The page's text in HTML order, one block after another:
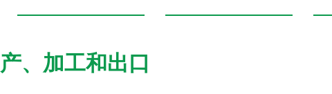
、加工和出口